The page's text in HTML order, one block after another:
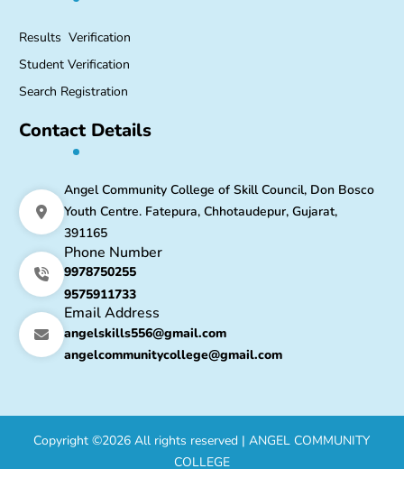
Results Verification
Student Verification
Search Registration
Contact Details
Angel Community College of Skill Council, Don Bosco
Youth Centre. Fatepura, Chhotaudepur, Gujarat,
391165
Phone Number
9978750255
9575911733
Email Address
angelskills556@gmail.com
angelcommunitycollege@gmail.com
Copyright ©2026 All rights reserved |ANGEL COMMUNITY
COLLEGE